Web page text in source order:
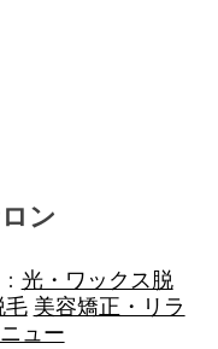
ン
光・ワックス脱
毛 美容矯正・リラ
ュー